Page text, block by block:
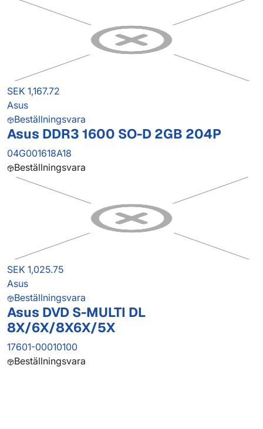
SEK 1,167.72
Asus
Beställningsvara
Asus DDR3 1600 SO-D 2GB 204P
04G001618A18
Beställningsvara
SEK 1,025.75
Asus
Beställningsvara
Asus DVD S-MULTI DL
8X/6X/8X6X/5X
17601-00010100
Beställningsvara